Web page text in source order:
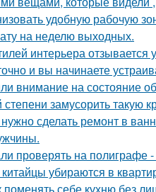
удобную рабочую
на неделю выходных.
интерьера отзывается
и вы начинаете
внимание на состояние
замусорить такую
сделать ремонт в
проверять на полиграфе
убираются в